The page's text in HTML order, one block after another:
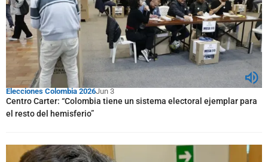
Elecciones Colombia 2026Jun 3
Centro Carter: “Colombia tiene un sistema electoral ejemplar para
el resto del hemisferio”